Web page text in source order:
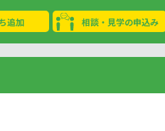
追加 相談・見学の申込み